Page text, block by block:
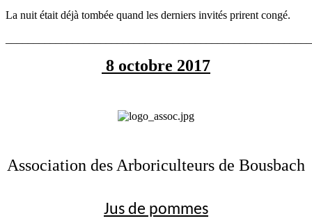
La nuit était déjà tombée quand les derniers invités prirent congé.
8 octobre 2017
Association des Arboriculteurs de Bousbach
Jus de pommes